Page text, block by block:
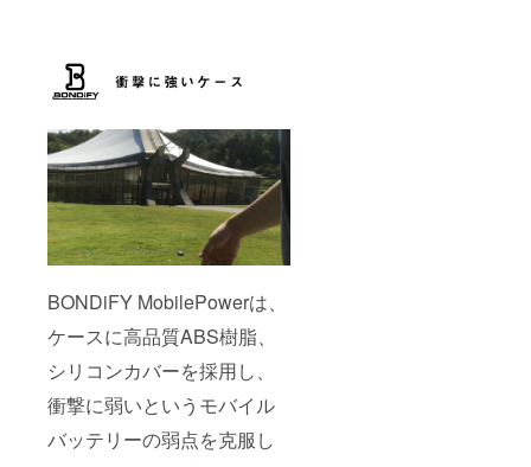
BONDiFY MobilePowerは、
ケースに高品質ABS樹脂、
シリコンカバーを採用し、
衝撃に弱いというモバイル
バッテリーの弱点を克服し